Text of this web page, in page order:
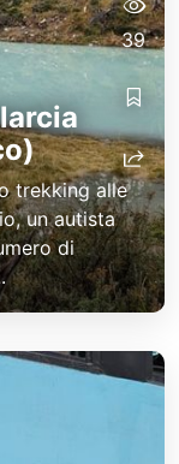
trekking alle
un autista
di
39